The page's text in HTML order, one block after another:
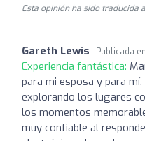
Esta opinión ha sido traducida
Gareth Lewis Publicada en
Experiencia fantástica:
para mi esposa y para
explorando los lugares
los momentos
muy confiable al